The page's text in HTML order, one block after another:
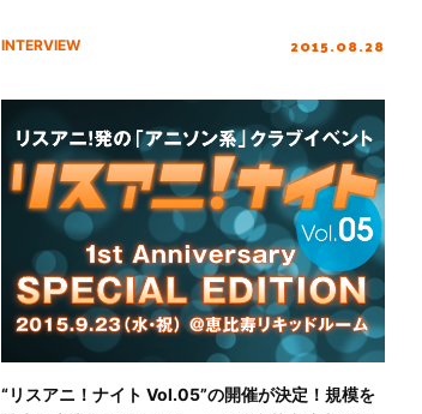
INTERVIEW 2015.08.28
“リスアニ！ナイト Vol.05”の開催が決定！規模を